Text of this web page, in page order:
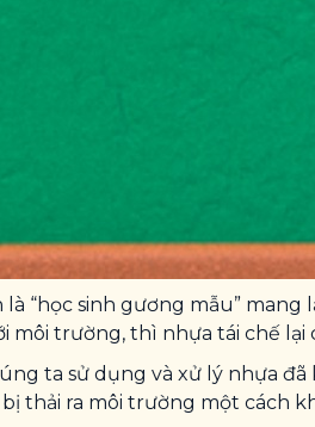
sinh gương mẫu” mang
môi trường, thì nhựa tái chế
ta sử dụng và xử lý nhựa
thải ra môi trường một cách